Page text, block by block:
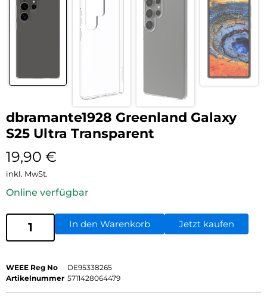
dbramante1928 Greenland Galaxy
S25 Ultra Transparent
19,90 €
inkl. MwSt.
Online verfügbar
In den Warenkorb Jetzt kaufen
WEEE Reg No
DE95338265
Artikelnummer 5711428064479